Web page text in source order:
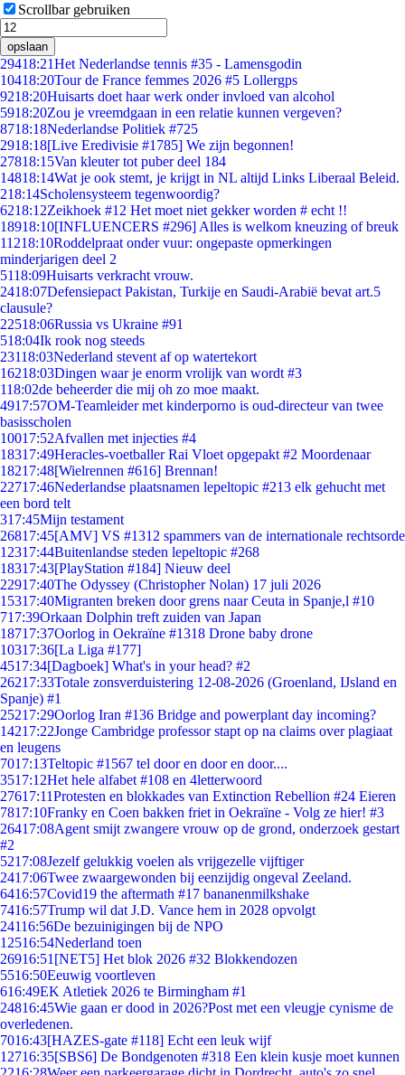
Scrollbar gebruiken
opslaan
29418:21Het Nederlandse tennis #35 - Lamensgodin
10418:20Tour de France femmes 2026 #5 Lollergps
9218:20Huisarts doet haar werk onder invloed van alcohol
5918:20Zou je vreemdgaan in een relatie kunnen vergeven?
8718:18Nederlandse Politiek #725
2918:18[Live Eredivisie #1785] We zijn begonnen!
27818:15Van kleuter tot puber deel 184
14818:14Wat je ook stemt, je krijgt in NL altijd Links Liberaal Beleid.
218:14Scholensysteem tegenwoordig?
6218:12Zeikhoek #12 Het moet niet gekker worden # echt !!
18918:10[INFLUENCERS #296] Alles is welkom kneuzing of breuk
11218:10Roddelpraat onder vuur: ongepaste opmerkingen
minderjarigen deel 2
5118:09Huisarts verkracht vrouw.
2418:07Defensiepact Pakistan, Turkije en Saudi-Arabië bevat art.5
clausule?
22518:06Russia vs Ukraine #91
518:04Ik rook nog steeds
23118:03Nederland stevent af op watertekort
16218:03Dingen waar je enorm vrolijk van wordt #3
118:02de beheerder die mij oh zo moe maakt.
4917:57OM-Teamleider met kinderporno is oud-directeur van twee
basisscholen
10017:52Afvallen met injecties #4
18317:49Heracles-voetballer Rai Vloet opgepakt #2 Moordenaar
18217:48[Wielrennen #616] Brennan!
22717:46Nederlandse plaatsnamen lepeltopic #213 elk gehucht met
een bord telt
317:45Mijn testament
26817:45[AMV] VS #1312 spammers van de internationale rechtsorde
12317:44Buitenlandse steden lepeltopic #268
18317:43[PlayStation #184] Nieuw deel
22917:40The Odyssey (Christopher Nolan) 17 juli 2026
15317:40Migranten breken door grens naar Ceuta in Spanje,l #10
717:39Orkaan Dolphin treft zuiden van Japan
18717:37Oorlog in Oekraïne #1318 Drone baby drone
10317:36[La Liga #177]
4517:34[Dagboek] What's in your head? #2
26217:33Totale zonsverduistering 12-08-2026 (Groenland, IJsland en
Spanje) #1
25217:29Oorlog Iran #136 Bridge and powerplant day incoming?
14217:22Jonge Cambridge professor stapt op na claims over plagiaat
en leugens
7017:13Teltopic #1567 tel door en door en door....
3517:12Het hele alfabet #108 en 4letterwoord
27617:11Protesten en blokkades van Extinction Rebellion #24 Eieren
7817:10Franky en Coen bakken friet in Oekraïne - Volg ze hier! #3
26417:08Agent smijt zwangere vrouw op de grond, onderzoek gestart
#2
5217:08Jezelf gelukkig voelen als vrijgezelle vijftiger
2417:06Twee zwaargewonden bij eenzijdig ongeval Zeeland.
6416:57Covid19 the aftermath #17 bananenmilkshake
7416:57Trump wil dat J.D. Vance hem in 2028 opvolgt
24116:56De bezuinigingen bij de NPO
12516:54Nederland toen
26916:51 [NET5] Het blok 2026 #32 Blokkendozen
5516:50Eeuwig voortleven
616:49EK Atletiek 2026 te Birmingham #1
24816:45Wie gaan er dood in 2026?Post met een vleugje cynisme de
overledenen.
7016:43[HAZES-gate #118] Echt een leuk wijf
12716:35[SBS6] De Bondgenoten #318 Een klein kusje moet kunnen